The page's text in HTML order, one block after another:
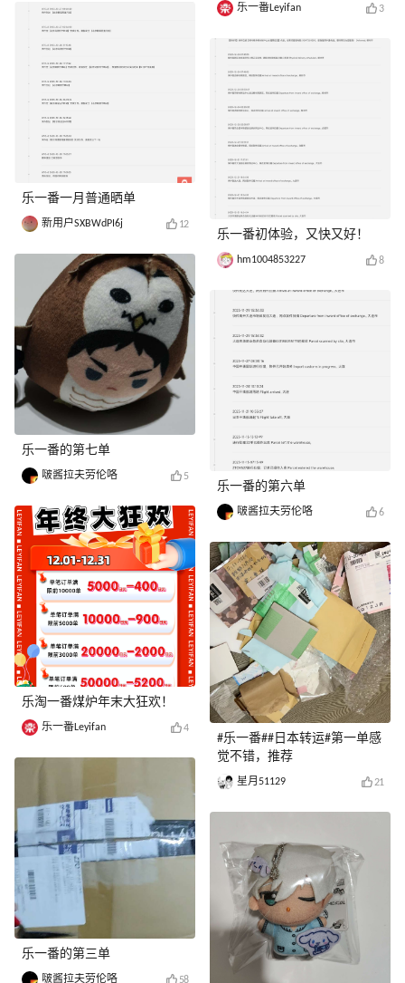
乐一番一月普通晒单
新用户SXBWdPI6j 12
乐一番的第七单
啵酱拉夫劳伦咯 5
乐淘一番煤炉年末大狂欢！
乐一番Leyifan 4
乐一番的第三单
啵酱拉夫劳伦咯 58
乐一番Leyifan 3
乐一番初体验，又快又好！
hm1004853227 8
乐一番的第六单
啵酱拉夫劳伦咯 6
#乐一番##日本转运#第一单感
觉不错，推荐
星月51129 21